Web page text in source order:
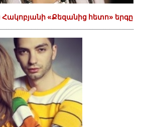
Հակոբյանի «Քեզանից հետո» երգը